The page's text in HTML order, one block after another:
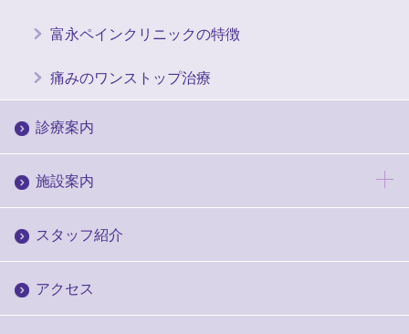
富永ペインクリニックの特徴
痛みのワンストップ治療
診療案内
施設案内
スタッフ紹介
アクセス